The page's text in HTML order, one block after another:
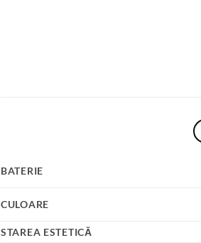
BATERIE
CULOARE
STAREA ESTETICĂ